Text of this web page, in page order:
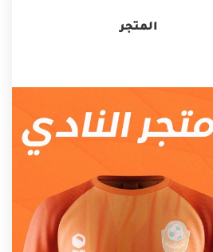
المتجر